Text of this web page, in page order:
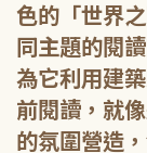
色的「世界
同主題的閱
為它利用建
前閱讀，就
的氛圍營造